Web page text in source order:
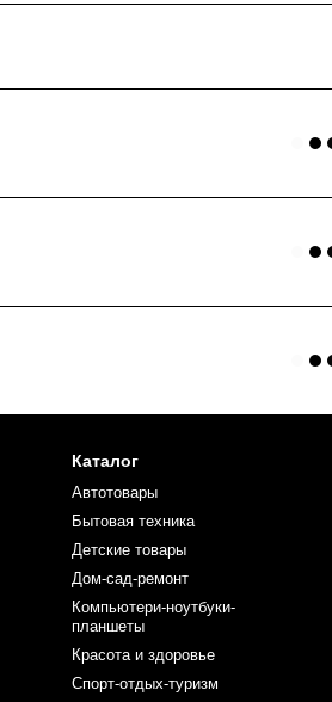
Каталог
Автотовары
Бытовая техника
Детские товары
Дом-сад-ремонт
Компьютери-ноутбуки-
планшеты
Красота и здоровье
Спорт-отдых-туризм